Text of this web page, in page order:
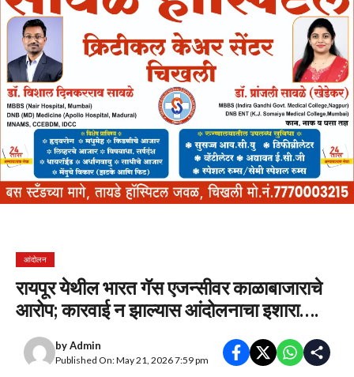
आंदोलन
रायपूर येथील भारत गॅस एजन्सीवर काळाबाजाराचे
आरोप; कारवाई न झाल्यास आंदोलनाचा इशारा….
byAdmin
Published On: May 21, 2026 7:59 pm